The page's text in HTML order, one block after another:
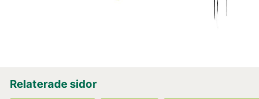
Relaterade sidor